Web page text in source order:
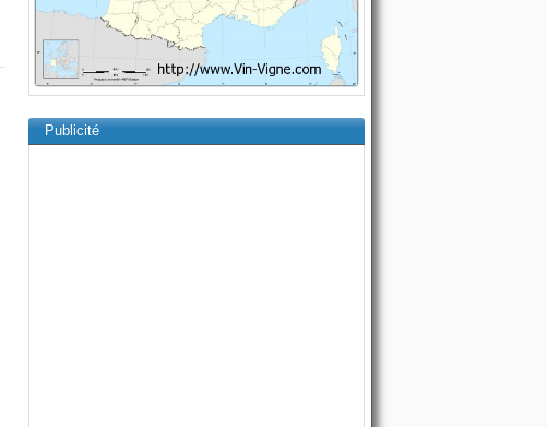
Publicité